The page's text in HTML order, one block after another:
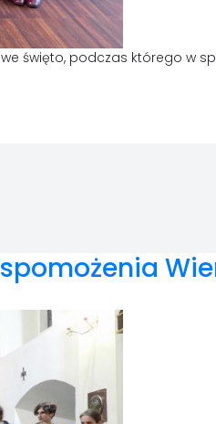
święto, podczas którego w